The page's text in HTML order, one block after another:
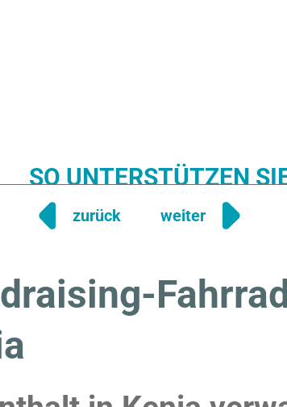
SO UNTERSTÜTZEN
zurück weiter